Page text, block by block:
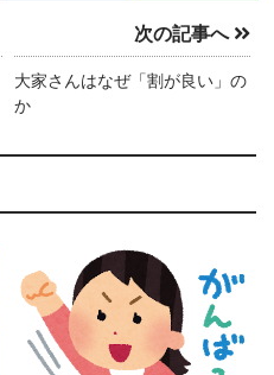
次の記事へ
大家さんはなぜ「割が良い」の
か